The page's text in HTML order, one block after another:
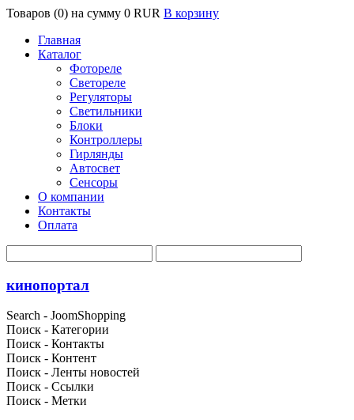
Товаров (0) на сумму 0 RUR В корзину
Главная
Каталог
Фотореле
Светореле
Регуляторы
Светильники
Блоки
Контроллеры
Гирлянды
Автосвет
Сенсоры
О компании
Контакты
Оплата
кинопортал
Search - JoomShopping
Поиск - Категории
Поиск - Контакты
Поиск - Контент
Поиск - Ленты новостей
Поиск - Ссылки
Поиск - Метки